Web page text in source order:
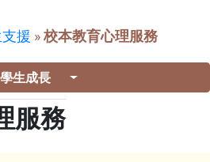
援 »校本教育心理服務
學生成長
服務